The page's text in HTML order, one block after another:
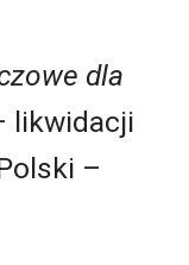
dla
likwidacji
–